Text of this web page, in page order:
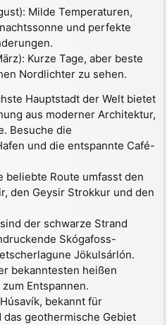
Milde Temperaturen,
und perfekte
Kurze Tage, aber beste
Nordlichter zu sehen.
Hauptstadt der Welt bietet
aus moderner Architektur,
Besuche die
und die entspannte Café-
beliebte Route umfasst den
den Geysir Strokkur und den
der schwarze Strand
Skógafoss-
Jökulsárlón.
bekanntesten heißen
Entspannen.
bekannt für
das geothermische Gebiet